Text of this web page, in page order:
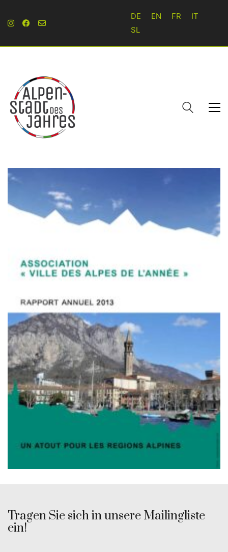
DE EN FR
IT
SL
Tragen Sie sich in unsere Mailingliste
ein!